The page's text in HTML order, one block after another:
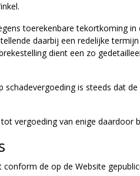
toerekenbare tekortkoming
daarbij een redelijke
dient een zo
is steeds dat
vergoeding van enige daardoor
de op de Website